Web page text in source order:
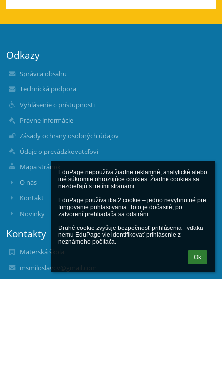
EduPage nepoužíva žiadne reklamné, analytické alebo
iné súkromie ohrozujúce cookies. Žiadne cookies sa
nezdieľajú s tretími stranami.
EduPage používa iba 2 cookie – jedno nevyhnutné pre
fungovanie prihlasovania. Toto je dočasné, po
zatvorení prehliadača sa odstráni.
Druhé cookie zvyšuje bezpečnosť prihlásenia - vďaka
nemu EduPage vie identifikovať prihlásenie z
neznámeho počítača.
Ok
Odkazy
Správca obsahu
Technická podpora
Vyhlásenie o prístupnosti
Právne informácie
Zásady ochrany osobných údajov
Údaje o prevádzkovateľovi
Mapa stránok
O nás
Kontakt
Novinky
Kontakty
Materská škola
msmiloslavov@gmail.com